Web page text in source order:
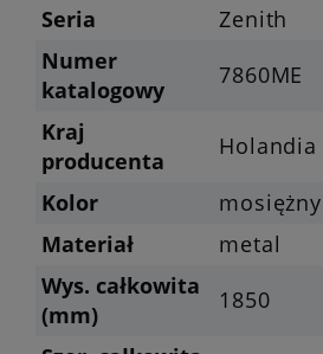
Seria
Zenith
Numer
katalogowy
7860ME
Kraj
producenta
Holandia
Kolor
mosiężny
Materiał
metal
Wys. całkowita
(mm)
1850